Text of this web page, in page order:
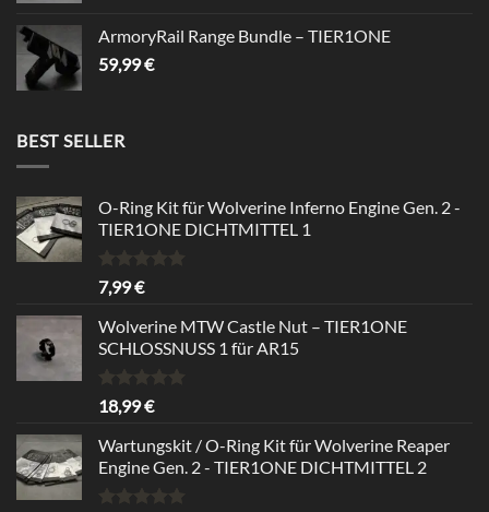
ArmoryRail Range Bundle – TIER1ONE
59,99€
BEST SELLER
O-Ring Kit für Wolverine Inferno Engine Gen. 2 -
TIER1ONE DICHTMITTEL 1
Bewertet
mit
von 5
7,99€
Wolverine MTW Castle Nut – TIER1ONE
SCHLOSSNUSS 1 für AR15
Bewertet
mit
von 5
18,99€
Wartungskit / O-Ring Kit für Wolverine Reaper
Engine Gen. 2 - TIER1ONE DICHTMITTEL 2